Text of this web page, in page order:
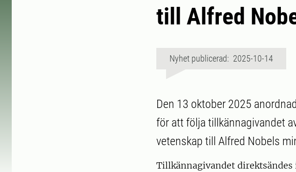
till Alfred
Nyhet publicerad: 2025-10-14
Den 13 oktober 2025
för att följa tillkännagivandet
vetenskap till Alfred Nobels
Tillkännagivandet direktsändes